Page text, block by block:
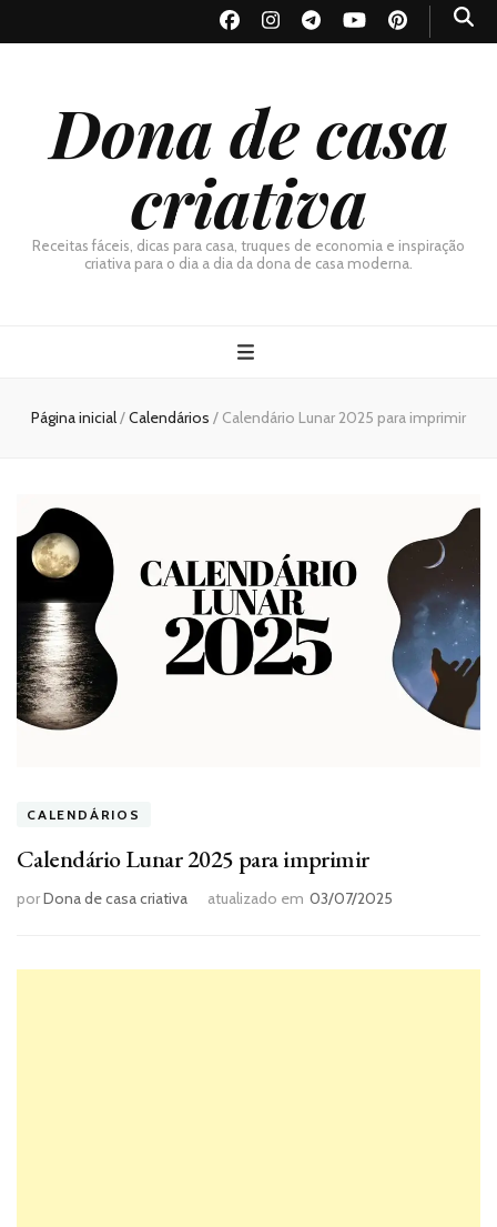
Dona de casa
criativa
Receitas fáceis, dicas para casa, truques de economia e inspiração
criativa para o dia a dia da dona de casa moderna.
Página inicial/Calendários / Calendário Lunar 2025 para imprimir
CALENDÁRIOS
Calendário Lunar 2025 para imprimir
porDona de casa criativa atualizado em 03/07/2025